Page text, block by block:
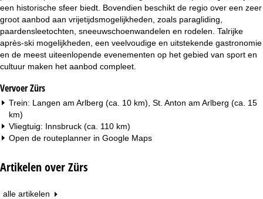
een historische sfeer biedt. Bovendien beschikt de regio over een zeer
groot aanbod aan vrijetijdsmogelijkheden, zoals paragliding,
paardensleetochten, sneeuwschoenwandelen en rodelen. Talrijke
après-ski mogelijkheden, een veelvoudige en uitstekende gastronomie
en de meest uiteenlopende evenementen op het gebied van sport en
cultuur maken het aanbod compleet.
Vervoer Zürs
Trein: Langen am Arlberg (ca. 10 km), St. Anton am Arlberg (ca. 15
km)
Vliegtuig: Innsbruck (ca. 110 km)
Open de routeplanner in Google Maps
Artikelen over Zürs
alle artikelen